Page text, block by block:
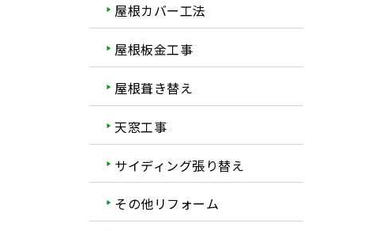
屋根カバー工法
屋根板金工事
屋根葺き替え
天窓工事
サイディング張り替え
その他リフォーム